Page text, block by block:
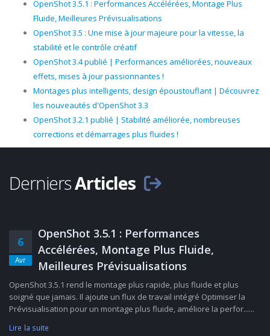
OpenShot 3.5.1 : Performances Accélérées, Montage Plus
Fluide, Meilleures Prévisualisations
OpenShot 3.5 : Une mise à jour majeure pour la vitesse, la
stabilité et le contrôle créatif
OpenShot 3.4 publié | Performances améliorées, nouveaux
effets, mises à jour passionnantes !
Montages plus intelligents, design époustouflant | Découvrez
les nouveautés d'OpenShot 3.3
OpenShot 3.2.1 publié | Stabilité améliorée, nombreuses
corrections et démarrages plus fluides !
DerniersArticles
6
Avr
OpenShot 3.5.1 : Performances
Accélérées, Montage Plus Fluide,
Meilleures Prévisualisations
OpenShot 3.5.1 rend le montage plus rapide, plus fluide et plus
soigné que jamais. Il ajoute un flux de travail intégré Optimiser la
Prévisualisation pour un montage plus fluide, améliore la perfor......
Lire la suite